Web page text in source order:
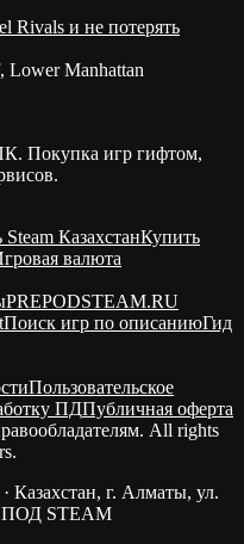
Rivals и не потерять
Lower Manhattan
Покупка игр гифтом,
КазахстанКупить
валюта
PREPODSTEAM.RU
Поиск игр по описаниюГид
Пользовательское
ПДПубличная оферта
All rights
г. Алматы, ул.
STEAM